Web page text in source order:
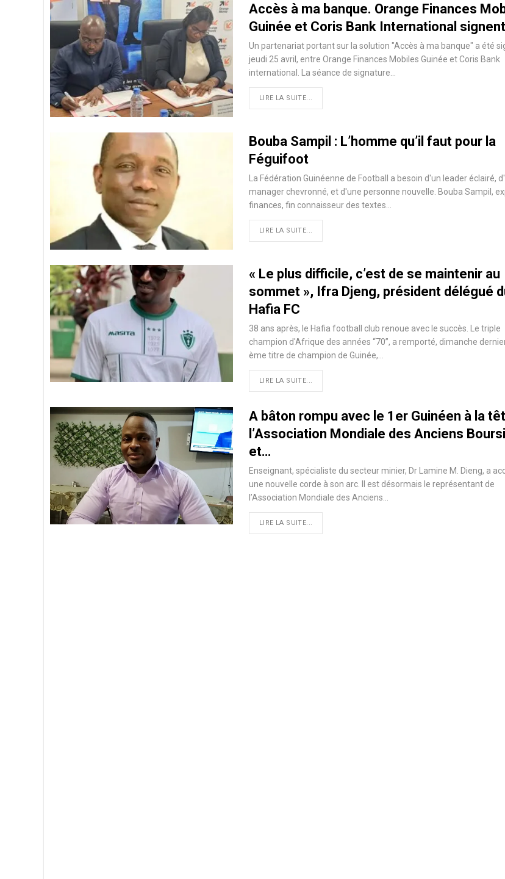
Accès à ma banque. Orange Finances
Guinée et Coris Bank International signent
Un partenariat portant sur la solution "Accès à ma banque" a été
jeudi 25 avril, entre Orange Finances Mobiles Guinée et Coris Bank
international. La séance de signature…
LIRE LA SUITE...
Bouba Sampil : L’homme qu’il faut pour la
Féguifoot
La Fédération Guinéenne de Football a besoin d'un leader éclairé,
manager chevronné, et d'une personne nouvelle. Bouba Sampil,
finances, fin connaisseur des textes…
LIRE LA SUITE...
« Le plus difficile, c’est de se maintenir au
sommet », Ifra Djeng, président délégué
Hafia FC
38 ans après, le Hafia football club renoue avec le succès. Le triple
champion d'Afrique des années ‘‘70’’, a remporté, dimanche
ème titre de champion de Guinée,…
LIRE LA SUITE...
A bâton rompu avec le 1er Guinéen à la
l’Association Mondiale des Anciens
et…
Enseignant, spécialiste du secteur minier, Dr Lamine M. Dieng, a
une nouvelle corde à son arc. Il est désormais le représentant de
l’Association Mondiale des Anciens
LIRE LA SUITE...